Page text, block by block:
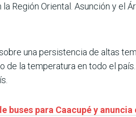
Región Oriental. Asunción y el
una persistencia de altas
de la temperatura en todo el
buses para Caacupé y